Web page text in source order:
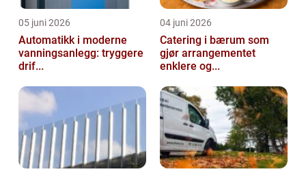
05 juni 2026
Automatikk i moderne
vanningsanlegg: tryggere
drif...
04 juni 2026
Catering i bærum som
gjør arrangementet
enklere og...